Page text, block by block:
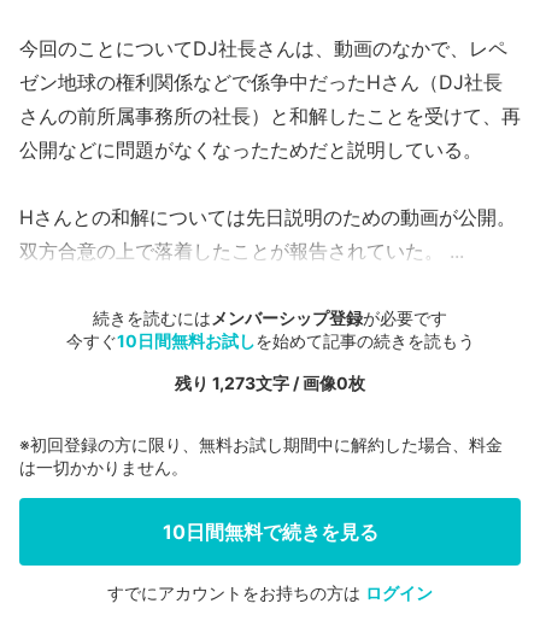
今回のことについてDJ社長さんは、動画のなかで、レペ
ゼン地球の権利関係などで係争中だったHさん（DJ社長
さんの前所属事務所の社長）と和解したことを受けて、再
公開などに問題がなくなったためだと説明している。
Hさんとの和解については先日説明のための動画が公開。
双方合意の上で落着したことが報告されていた。 ...
続きを読むには メンバーシップ登録が必要です
今すぐ10日間無料お試しを始めて記事の続きを読もう
残り 1,273文字 / 画像0枚
会員登録する
※初回登録の方に限り、無料お試し期間中に解約した場合、料金
は一切かかりません。
10日間無料で続きを見る
すでにアカウントをお持ちの方は ログイン